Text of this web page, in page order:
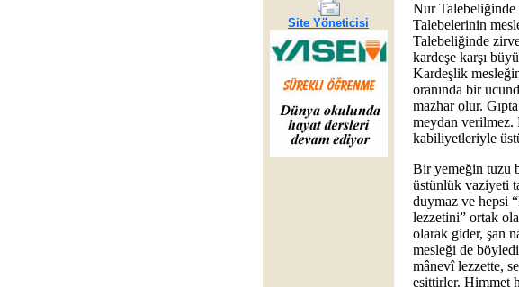
Site Yöneticisi
Nur
Talebelerinin
Talebeliğinde
kardeşe karşı
Kardeşlik
oranında bir
mazhar olur.
meydan verilmez.
kabiliyetleriyle
Bir yemeğin tuzu
üstünlük vaziyeti
duymaz ve hepsi
lezzetini” ortak
olarak gider, şan
mesleği de
mânevî lezzette,
eşittirler. Himmet